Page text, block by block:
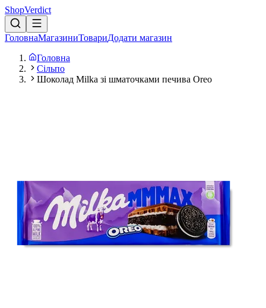
ShopVerdict
ГоловнаМагазиниТовариДодати магазин
Головна
Сільпо
Шоколад Milka зі шматочками печива Oreo